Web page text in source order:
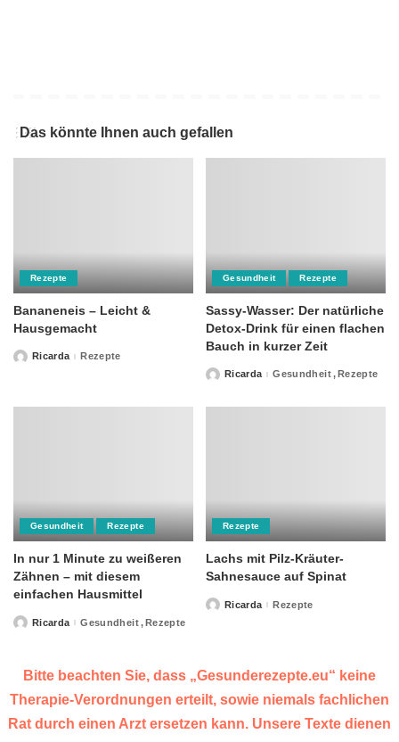
Das könnte Ihnen auch gefallen
Rezepte
Bananeneis – Leicht &
Hausgemacht
PostedRicarda Rezepte
Gesundheit Rezepte
Sassy-Wasser: Der natürliche
Detox-Drink für einen flachen
Bauch in kurzer Zeit
PostedRicarda Gesundheit Rezepte
Gesundheit Rezepte
In nur 1 Minute zu weißeren
Zähnen – mit diesem
einfachen Hausmittel
PostedRicarda Gesundheit Rezepte
Rezepte
Lachs mit Pilz-Kräuter-
Sahnesauce auf Spinat
PostedRicarda Rezepte
Bitte beachten Sie, dass „Gesunderezepte.eu“ keine
Therapie-Verordnungen erteilt, sowie niemals fachlichen
Rat durch einen Arzt ersetzen kann. Unsere Texte dienen